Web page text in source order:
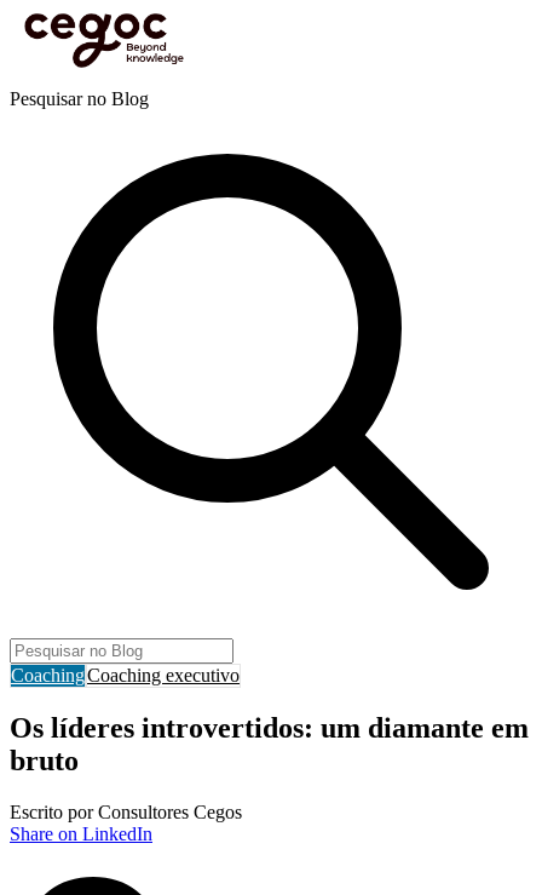
Skip to main content
Está aqui:Home > Recursos
introvertidos: um diamante em bruto
Pesquisar no Blog
CoachingCoaching executivo
Os líderes introvertidos: um diamante em
bruto
Escrito por Consultores Cegos
Share on LinkedIn